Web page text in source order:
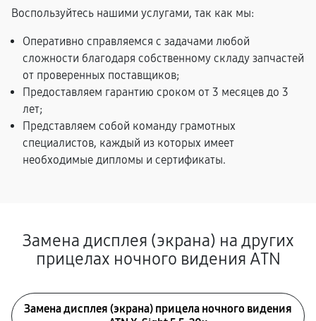
Воспользуйтесь нашими услугами, так как мы:
Оперативно справляемся с задачами любой
сложности благодаря собственному складу запчастей
от проверенных поставщиков;
Предоставляем гарантию сроком от 3 месяцев до 3
лет;
Представляем собой команду грамотных
специалистов, каждый из которых имеет
необходимые дипломы и сертификаты.
Замена дисплея (экрана) на других
прицелах ночного видения ATN
Замена дисплея (экрана) прицела ночного видения